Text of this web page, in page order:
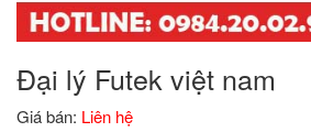
Đại lý Futek việt nam
Giá bán: Liên hệ